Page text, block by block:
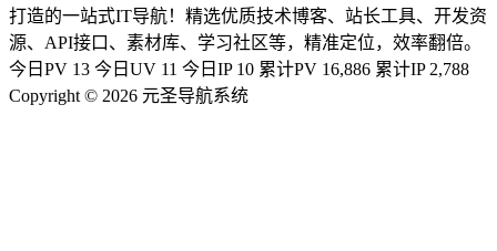
打造的一站式IT导航！精选优质技术博客、站长工具、开发资
源、API接口、素材库、学习社区等，精准定位，效率翻倍。
今日PV 13 今日UV 11 今日IP 10 累计PV 16,886 累计IP 2,788
Copyright © 2026 元圣导航系统